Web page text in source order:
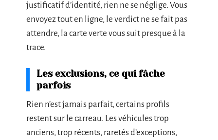
justificatif d’identité, rien ne se néglige. Vous
envoyez tout en ligne, le verdict ne se fait pas
attendre, la carte verte vous suit presque à la
trace.
Les exclusions, ce qui fâche
parfois
Rien n’est jamais parfait, certains profils
restent sur le carreau. Les véhicules trop
anciens, trop récents, raretés d’exceptions,